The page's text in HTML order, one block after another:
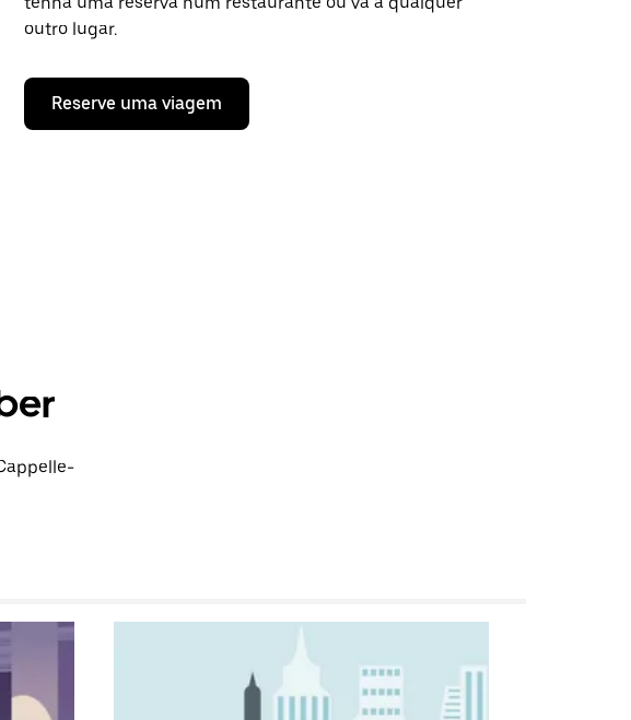
outro lugar.
Reserve uma viagem